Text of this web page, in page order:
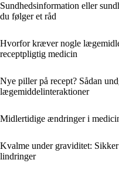
Sundhedsinformation eller
du følger et råd
Hvorfor kræver nogle
receptpligtig medicin
Nye piller på recept? Sådan
lægemiddelinteraktioner
Midlertidige ændringer i
Kvalme under graviditet:
lindringer